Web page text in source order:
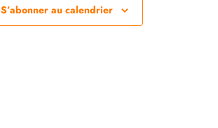
S’abonner au calendrier